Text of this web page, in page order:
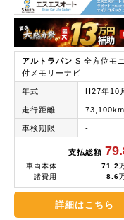
アルトラパン S 全方位モ
付メモリーナビ
年式 H27年10
走行距離 73,100km
車検期限 -
支払総額
車両本体 71.2
諸費用
8.6
詳細はこちら